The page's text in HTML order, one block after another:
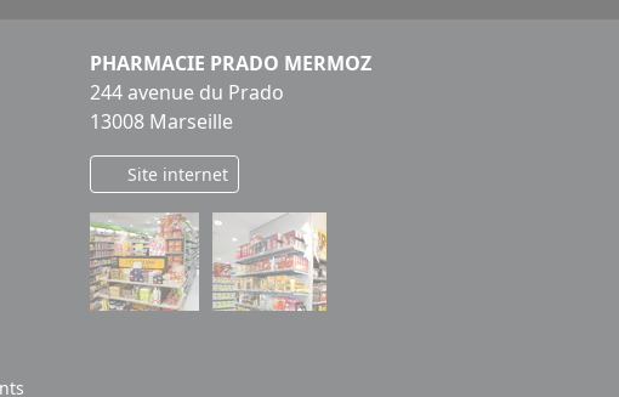
PHARMACIE PRADO MERMOZ
244 avenue du Prado
13008 Marseille
Site internet